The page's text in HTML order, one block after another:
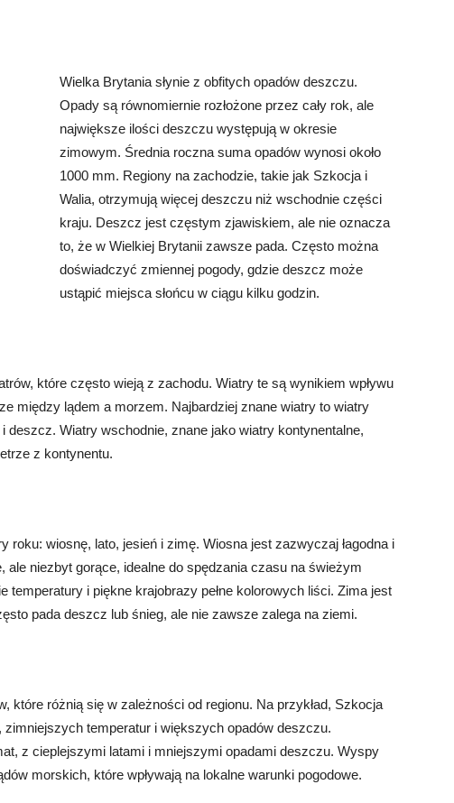
Wielka Brytania słynie z obfitych opadów deszczu.
Opady są równomiernie rozłożone przez cały rok, ale
największe ilości deszczu występują w okresie
zimowym. Średnia roczna suma opadów wynosi około
1000 mm. Regiony na zachodzie, takie jak Szkocja i
Walia, otrzymują więcej deszczu niż wschodnie części
kraju. Deszcz jest częstym zjawiskiem, ale nie oznacza
to, że w Wielkiej Brytanii zawsze pada. Często można
doświadczyć zmiennej pogody, gdzie deszcz może
ustąpić miejsca słońcu w ciągu kilku godzin.
które często wieją z zachodu. Wiatry te są wynikiem wpływu
między lądem a morzem. Najbardziej znane wiatry to wiatry
deszcz. Wiatry wschodnie, znane jako wiatry kontynentalne,
z kontynentu.
roku: wiosnę, lato, jesień i zimę. Wiosna jest zazwyczaj łagodna i
ale niezbyt gorące, idealne do spędzania czasu na świeżym
temperatury i piękne krajobrazy pełne kolorowych liści. Zima jest
pada deszcz lub śnieg, ale nie zawsze zalega na ziemi.
które różnią się w zależności od regionu. Na przykład, Szkocja
temperatur i większych opadów deszczu.
z cieplejszymi latami i mniejszymi opadami deszczu. Wyspy
morskich, które wpływają na lokalne warunki pogodowe.